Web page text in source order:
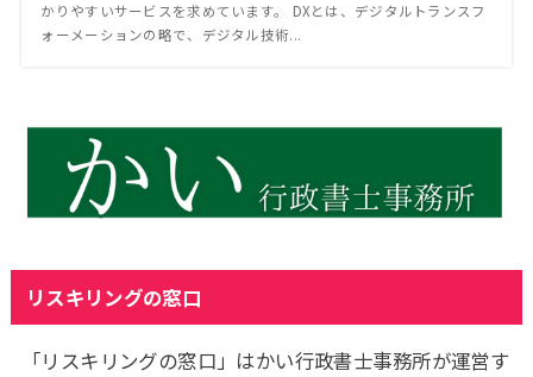
かりやすいサービスを求めています。 DXとは、デジタルトランスフ
ォーメーションの略で、デジタル技術...
リスキリングの窓口
「リスキリングの窓口」はかい行政書士事務所が運営す